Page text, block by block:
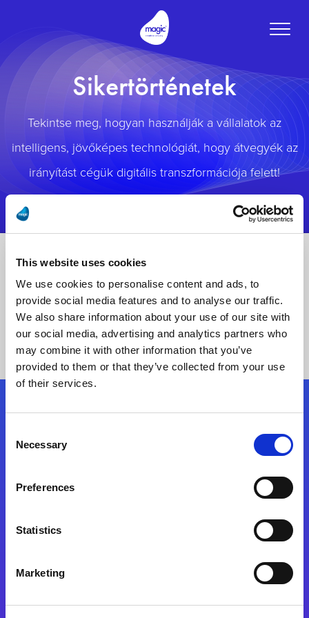
This website uses cookies
We use cookies to personalise content and ads, to
provide social media features and to analyse our traffic.
We also share information about your use of our site with
our social media, advertising and analytics partners who
may combine it with other information that you’ve
provided to them or that they’ve collected from your use
of their services.
Selection
Necessary
Preferences
Statistics
Marketing
Toggle
Sikertörténetek
Tekintse meg, hogyan használják a vállalatok az
intelligens, jövőképes technológiát, hogy átvegyék az
irányítást cégük digitális transzformációja felett!
Kövessen minket!